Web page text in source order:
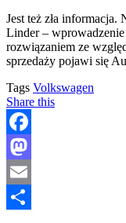
Jest też zła
Linder –
rozwiązaniem ze
sprzedaży pojawi się
Tags Volkswagen
Share this
Facebook
Mastodon
Email